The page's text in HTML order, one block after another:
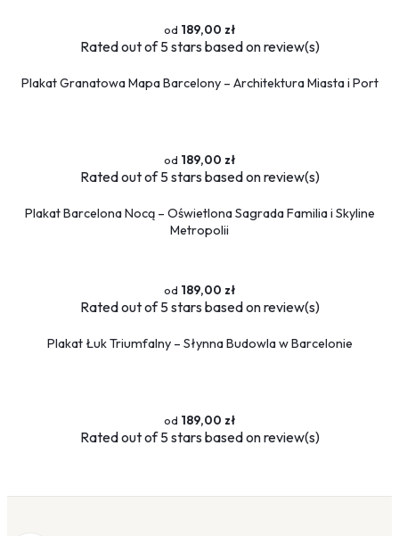
189,00 zł
Ratedout of 5 stars based onreview(s)
Plakat Granatowa Mapa Barcelony – Architektura Miasta i Port
189,00 zł
Ratedout of 5 stars based onreview(s)
Plakat Barcelona Nocą – Oświetlona Sagrada Familia i Skyline
Metropolii
189,00 zł
Ratedout of 5 stars based onreview(s)
Plakat Łuk Triumfalny – Słynna Budowla w Barcelonie
189,00 zł
Ratedout of 5 stars based onreview(s)